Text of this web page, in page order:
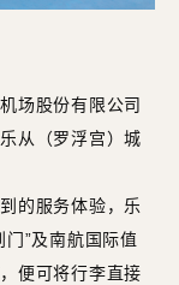
场股份有限公司
从（罗浮宫）城
的服务体验，乐
”及南航国际值
便可将行李直接